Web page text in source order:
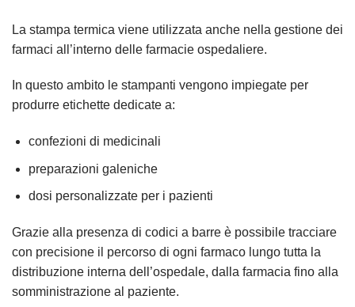
La stampa termica viene utilizzata anche nella gestione dei
farmaci all’interno delle farmacie ospedaliere.
In questo ambito le stampanti vengono impiegate per
produrre etichette dedicate a:
confezioni di medicinali
preparazioni galeniche
dosi personalizzate per i pazienti
Grazie alla presenza di codici a barre è possibile tracciare
con precisione il percorso di ogni farmaco lungo tutta la
distribuzione interna dell’ospedale, dalla farmacia fino alla
somministrazione al paziente.